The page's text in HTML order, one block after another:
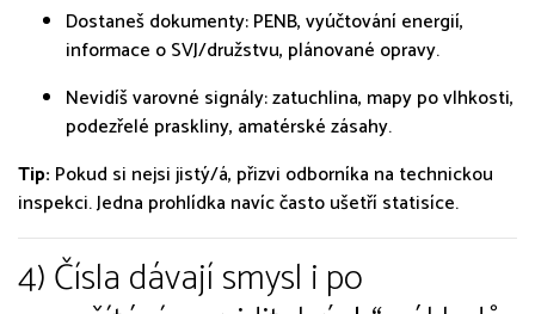
Dostaneš dokumenty: PENB, vyúčtování energií,
informace o SVJ/družstvu, plánované opravy.
Nevidíš varovné signály: zatuchlina, mapy po vlhkosti,
podezřelé praskliny, amatérské zásahy.
Tip: Pokud si nejsi jistý/á, přizvi odborníka na technickou
inspekci. Jedna prohlídka navíc často ušetří statisíce.
4) Čísla dávají smysl i po